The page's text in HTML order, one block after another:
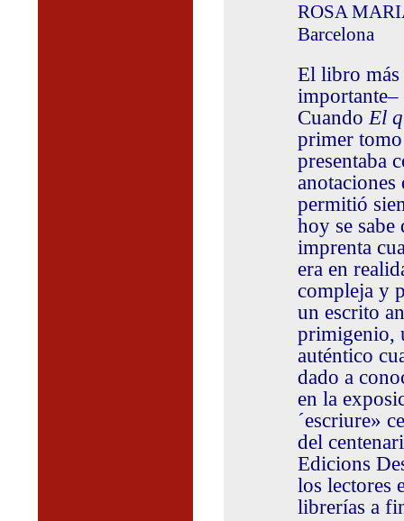
ROSA
Barcelona
El libro más
importante–
CuandoEl
primer
presentaba
permitió
hoy se sabe
imprenta
era en
compleja y
un escrito
primigenio,
auténtico
dado a
en la
´escriure»
del
Edicions
los lectores
librerías a